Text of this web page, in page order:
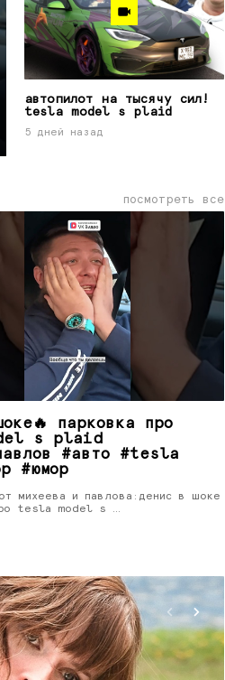
автопилот на тысячу сил!
tesla model s plaid
5 дней назад
посмотреть все
парковка про
s plaid
#авто #tesla
#юмор
михеева и павлова:денис в шоке
tesla model s …